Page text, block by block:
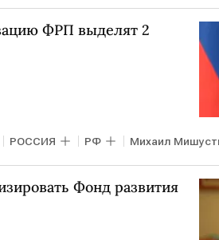
ФРП выделят 2
РОССИЯ РФ Михаил
Фонд развития